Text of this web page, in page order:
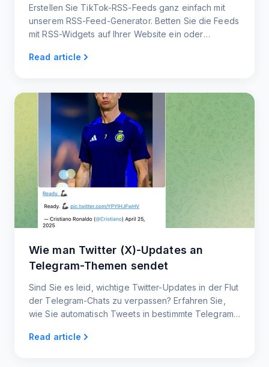
Erstellen Sie TikTok-RSS-Feeds ganz einfach mit
unserem RSS-Feed-Generator. Betten Sie die Feeds
mit RSS-Widgets auf Ihrer Website ein oder
Read article
Wie man Twitter (X)-Updates an
Telegram-Themen sendet
Sind Sie es leid, wichtige Twitter-Updates in der Flut
der Telegram-Chats zu verpassen? Erfahren Sie,
wie Sie automatisch Tweets in bestimmte Telegram-
Read article